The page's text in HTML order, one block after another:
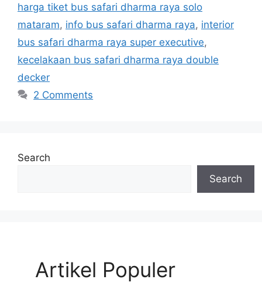
harga tiket bus safari dharma raya solo
mataram, info bus safari dharma raya, interior
bus safari dharma raya super executive,
kecelakaan bus safari dharma raya double
decker
2 Comments
Search
Search
Artikel Populer